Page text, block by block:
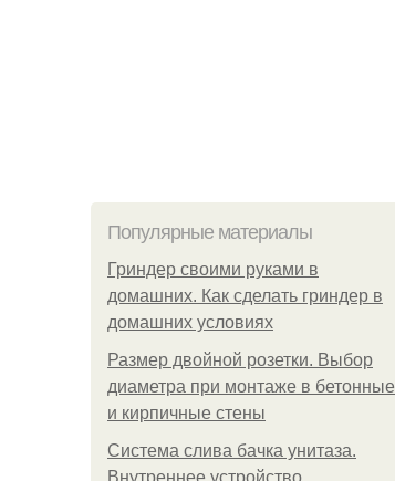
Популярные материалы
Гриндер своими руками в
домашних. Как сделать гриндер в
домашних условиях
Размер двойной розетки. Выбор
диаметра при монтаже в бетонные
и кирпичные стены
Система слива бачка унитаза.
Внутреннее устройство